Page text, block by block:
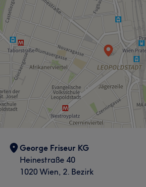
Services
Friseur Gesicht
George Friseur KG
Heinestraße 40
1020 Wien, 2. Bezirk